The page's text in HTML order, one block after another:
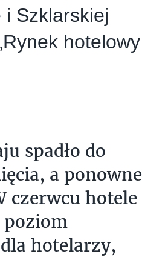
Szklarskiej
hotelowy
spadło do
a ponowne
czerwcu hotele
poziom
hotelarzy,